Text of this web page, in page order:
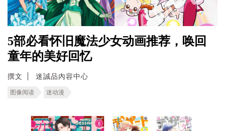
5部必看怀旧魔法少女动画推荐，唤回
童年的美好回忆
撰文 迷誠品內容中心
图像阅读 迷动漫